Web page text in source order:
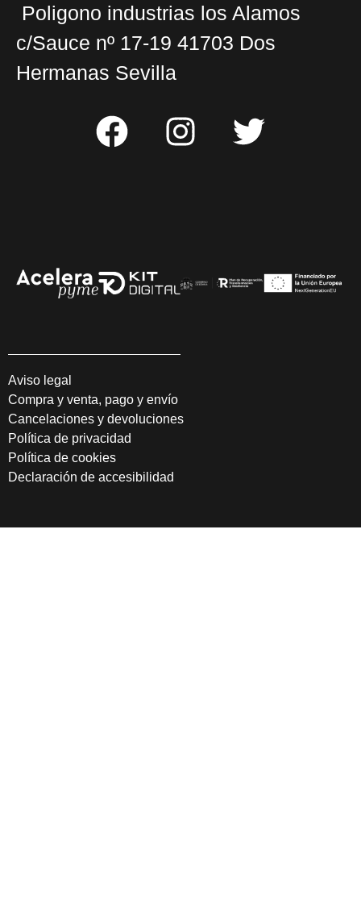
Poligono industrias los Alamos
c/Sauce nº 17-19 41703 Dos
Hermanas Sevilla
Aviso legal
Compra y venta, pago y envío
Cancelaciones y devoluciones
Política de privacidad
Política de cookies
Declaración de accesibilidad